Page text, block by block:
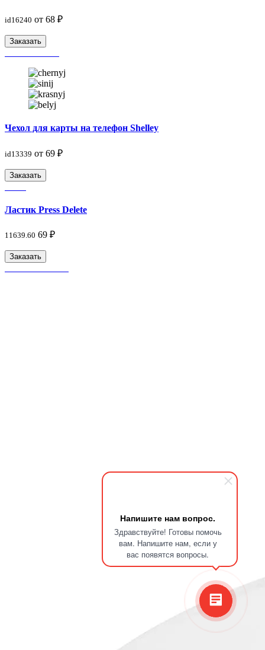
Напишите нам вопрос.
Здравствуйте! Готовы помочь
вам. Напишите нам, если у
вас появятся вопросы.
id16240 от 68 ₽
Заказать
Чехол для карты на телефон Shelley
id13339 от 69 ₽
Заказать
Ластик Press Delete
11639.60 69 ₽
Заказать